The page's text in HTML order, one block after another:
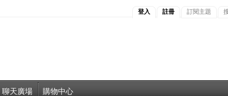
登入 註冊 訂閱主題
聊天廣場 購物中心